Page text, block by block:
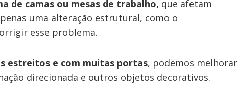
de camas ou mesas de trabalho, que afetam
uma alteração estrutural, como o
esse problema.
estreitos e com muitas portas, podemos melhorar
direcionada e outros objetos decorativos.